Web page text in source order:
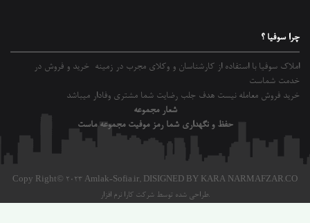
چرا سوفیا ؟
املاک سوفیا با استفاده از کارشناسان و وکلای مجرب در زمینه خرید و فروش در
خدمت شماست
خرید فروش معامله نیست هدف جلب رضایت شما مشتری وفادار میباشد
شعار مجموعه
حفظ و نگهداری شما رمز موفیت مجموعه ماست
Copy Right© 2023 Amlak-Sofia.ir, DISIGNED BY KARA NARMAFZAR.CO
طراحی شده توسط شرکت کارا نرم افزار.